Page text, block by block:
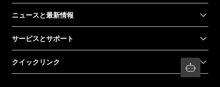
ニュースと最新情報
サービスとサポート
クイックリンク